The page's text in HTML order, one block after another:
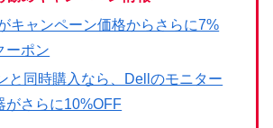
キャンペーン価格からさらに7%
ーポン
と同時購入なら、Dellのモニター
がさらに10%OFF